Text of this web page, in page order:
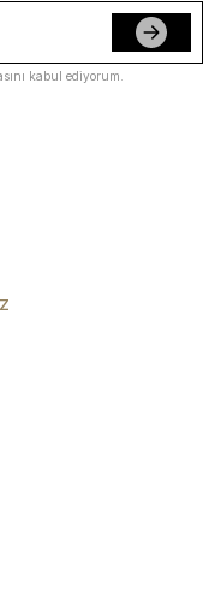
kabul ediyorum.